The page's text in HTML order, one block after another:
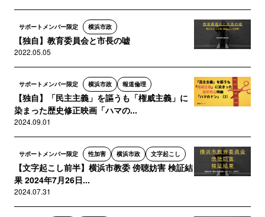
サポートメンバー限定 横浜市政
【独自】教育委員会と市長の嘘
2022.05.05
サポートメンバー限定 横浜市政 報道倫理
【独自】「民主主義」を謳うも「権威主義」に
染まった歴史修正映画「ハマの...
2024.09.01
サポートメンバー限定 性加害 横浜市政 文字起こし
【文字起こし前半】横浜市教委 傍聴妨害 検証結
果 2024年7月26日...
2024.07.31